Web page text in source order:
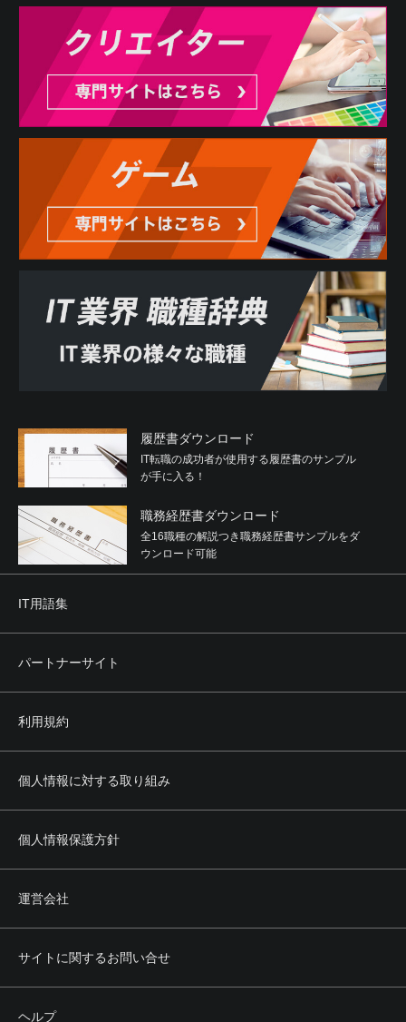
履歴書ダウンロード
IT転職の成功者が使用する履歴書のサンプル
が手に入る！
職務経歴書ダウンロード
全16職種の解説つき職務経歴書サンプルをダ
ウンロード可能
IT用語集
パートナーサイト
利用規約
個人情報に対する取り組み
個人情報保護方針
運営会社
サイトに関するお問い合せ
ヘルプ